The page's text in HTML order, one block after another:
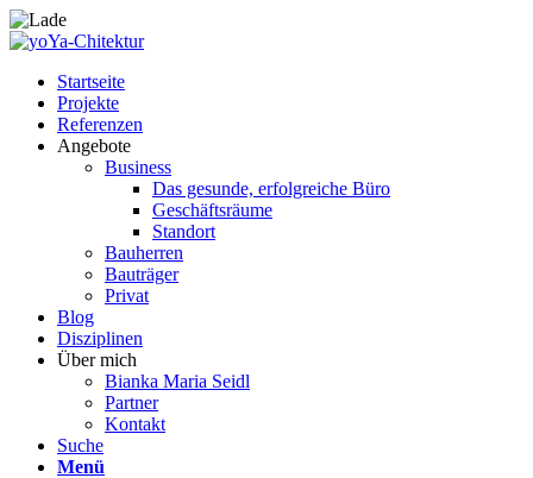
Startseite
Projekte
Referenzen
Angebote
Business
Das gesunde, erfolgreiche Büro
Geschäftsräume
Standort
Bauherren
Bauträger
Privat
Blog
Disziplinen
Über mich
Bianka Maria Seidl
Partner
Kontakt
Suche
Menü